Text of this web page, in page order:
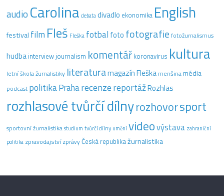
audio Carolina debata divadlo ekonomika English
festival film Fleš Fleška fotbal foto fotografie fotožurnalismus
hudba interview journalism komentář koronavirus kultura
letní škola žurnalistiky literaturamagazín Fleška menšinamédia
podcast politikaPraharecenzereportážRozhlas
rozhlasové tvůrčí dílnyrozhovorsport
sportovní žurnalistika studium tvůrčí dílny uměnívideovýstava zahraniční
politika zpravodajstvízprávyČeská republikažurnalistika